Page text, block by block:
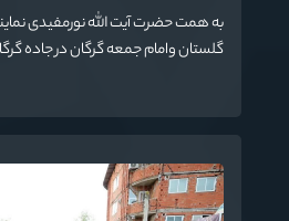
به همت حضرت آیت الله نورمفیدی
گلستان وامام جمعه گرگان در جاده